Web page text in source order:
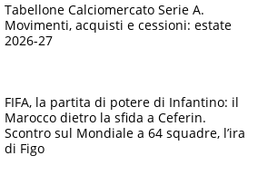
Tabellone Calciomercato Serie A.
Movimenti, acquisti e cessioni: estate
2026-27
FIFA, la partita di potere di Infantino: il
Marocco dietro la sfida a Ceferin.
Scontro sul Mondiale a 64 squadre, l’ira
di Figo